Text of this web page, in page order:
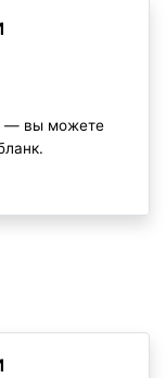
— вы можете